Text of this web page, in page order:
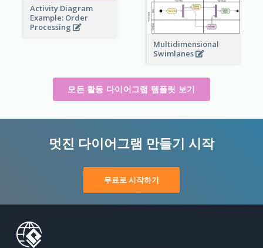
Activity Diagram
Example: Order
Processing
Multidimensional
Swimlanes
모든 활동 다이어그램 템플릿 보기
멋진 다이어그램 만들기 시작
무료로 시작하기